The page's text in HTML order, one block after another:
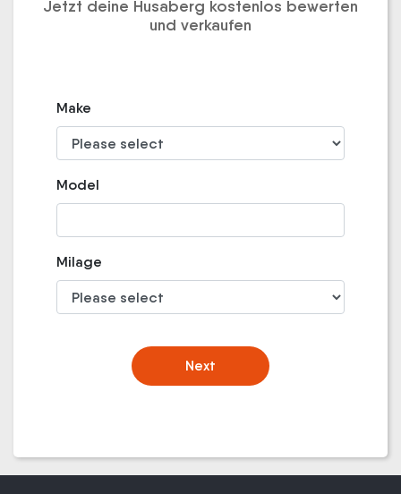
Jetzt deine Husaberg kostenlos bewerten
und verkaufen
Make
Model
Milage
Next